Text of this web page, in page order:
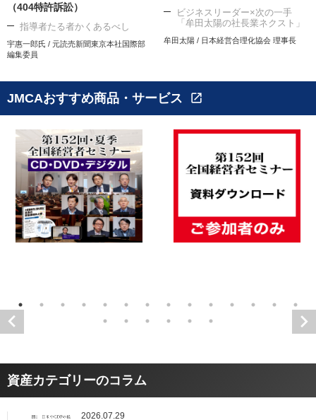
（404特許訴訟）
指導者たる者かくあるべし
宇惠一郎氏 / 元読売新聞東京本社国際部
編集委員
ビジネスリーダー×次の一手
「牟田太陽の社長業ネクスト」
牟田太陽 / 日本経営合理化協会 理事長
JMCAおすすめ商品・サービス open_in_new
資産カテゴリーのコラム
2026.07.29